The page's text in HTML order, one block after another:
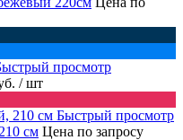
просмотр
/ шт
Быстрый просмотр
см Цена по запросу